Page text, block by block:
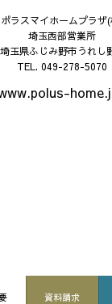
資料請求
ポラスマイホームプラザ(
埼玉西部営業所
埼玉県ふじみ野市うれし
TEL. 049-278-5070